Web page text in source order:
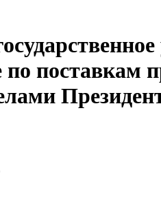
поставкам